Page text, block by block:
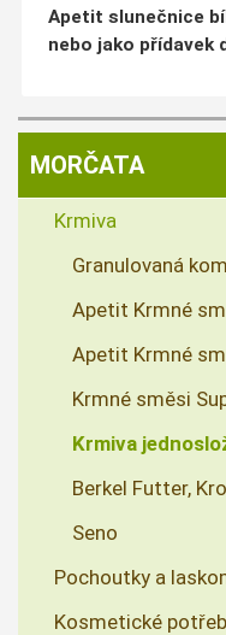
Apetit slunečnice
nebo jako přídavek
MORČATA
Krmiva
Granulovaná
Apetit Krmné
Apetit Krmné
Krmné směsi
Krmiva
Berkel Futter,
Seno
Pochoutky a
Kosmetické